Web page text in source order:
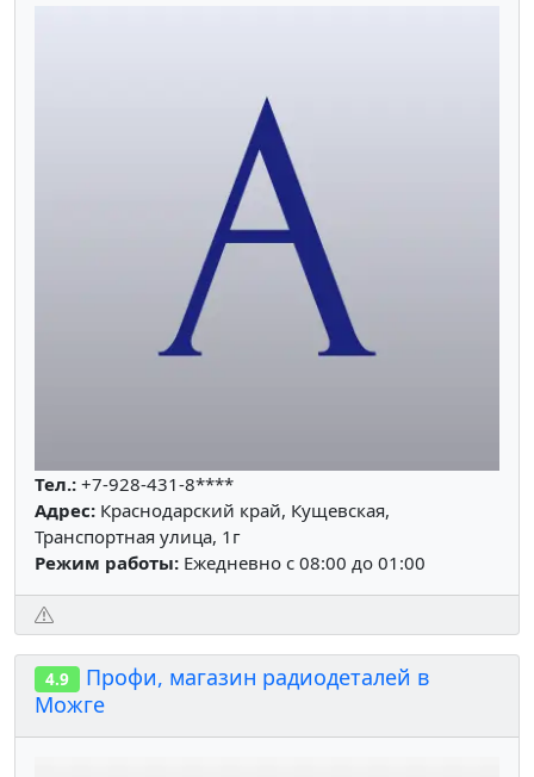
Тел.: +7-928-431-8****
Адрес: Краснодарский край, Кущевская,
Транспортная улица, 1г
Режим работы: Ежедневно с 08:00 до 01:00
4.9
Профи, магазин радиодеталей в
Можге